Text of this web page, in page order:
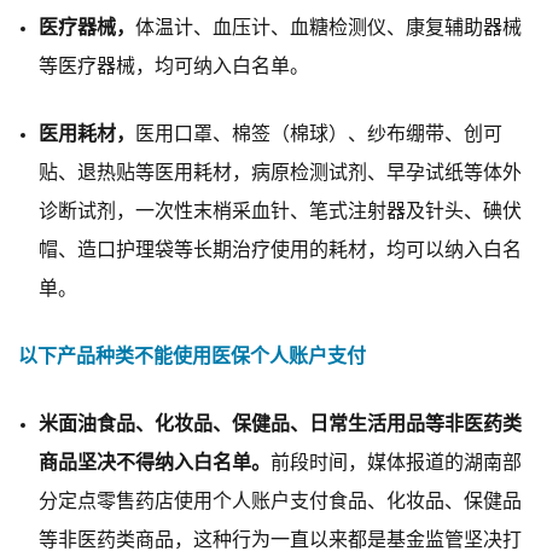
医疗器械， 体温计、血压计、血糖检测仪、康复辅助器械
等医疗器械， 均可纳入白名单。
医用耗材，
医用口罩、棉签（棉球）、纱布绷带、创可
贴、退热贴等医用耗材， 病原检测试剂、早孕试纸等体外
诊断试剂，一次性末梢采血针、笔式注射器及针头、碘伏
帽、造口护理袋等长期治疗使用的耗材， 均可以纳入白名
单。
以下产品种类不能使用医保个人账户支付
米面油食品、化妆品、 保健品、日常生活用品等非医药类
商品坚决不得纳入白名单。 前段时间 ， 媒体报道的湖南部
分定点零售药店使用个人账户支付食品、化妆品、保健品
等非医药类商品， 这种行为一直以来都是基金监管坚决打